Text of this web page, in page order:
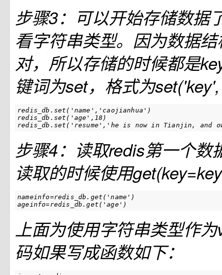
步骤3：可以开始存储数据
看字符串类型。因为数据
对，所以存储的时候都是
键词为set，格式为
redis_db . set ( 'name' , 'caojianhua' )
redis_db . set ( 'age' , 18 )
redis_db . set ( 'resume' , 'he is now in Tianjin, and
步骤4：读取redis第一个数
读取的时候使用
nameinfo=redis_db.get('name')
ageinfo=redis_db.get('age')
上面为使用字符串类型作
码如果写成函数如下：